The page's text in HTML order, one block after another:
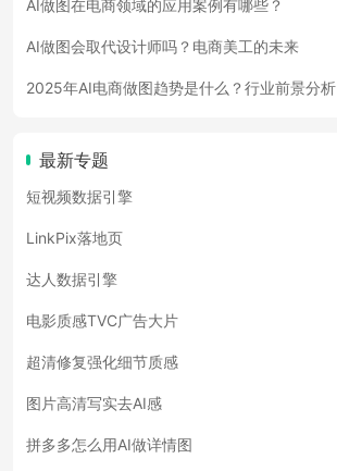
AI做图在电商领域的应用案例有哪些？
AI做图会取代设计师吗？电商美工的未来
2025年AI电商做图趋势是什么？行业前景分析
最新专题
短视频数据引擎
LinkPix落地页
达人数据引擎
电影质感TVC广告大片
超清修复强化细节质感
图片高清写实去AI感
拼多多怎么用AI做详情图